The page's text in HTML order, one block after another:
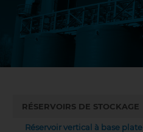
RÉSERVOIRS DE STOCKAGE
Réservoir vertical à base plate